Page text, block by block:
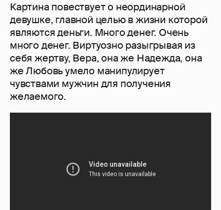
Картина повествует о неординарной
девушке, главной целью в жизни которой
являются деньги. Много денег. Очень
много денег. Виртуозно разыгрывая из
себя жертву, Вера, она же Надежда, она
же Любовь умело манипулирует
чувствами мужчин для получения
желаемого.